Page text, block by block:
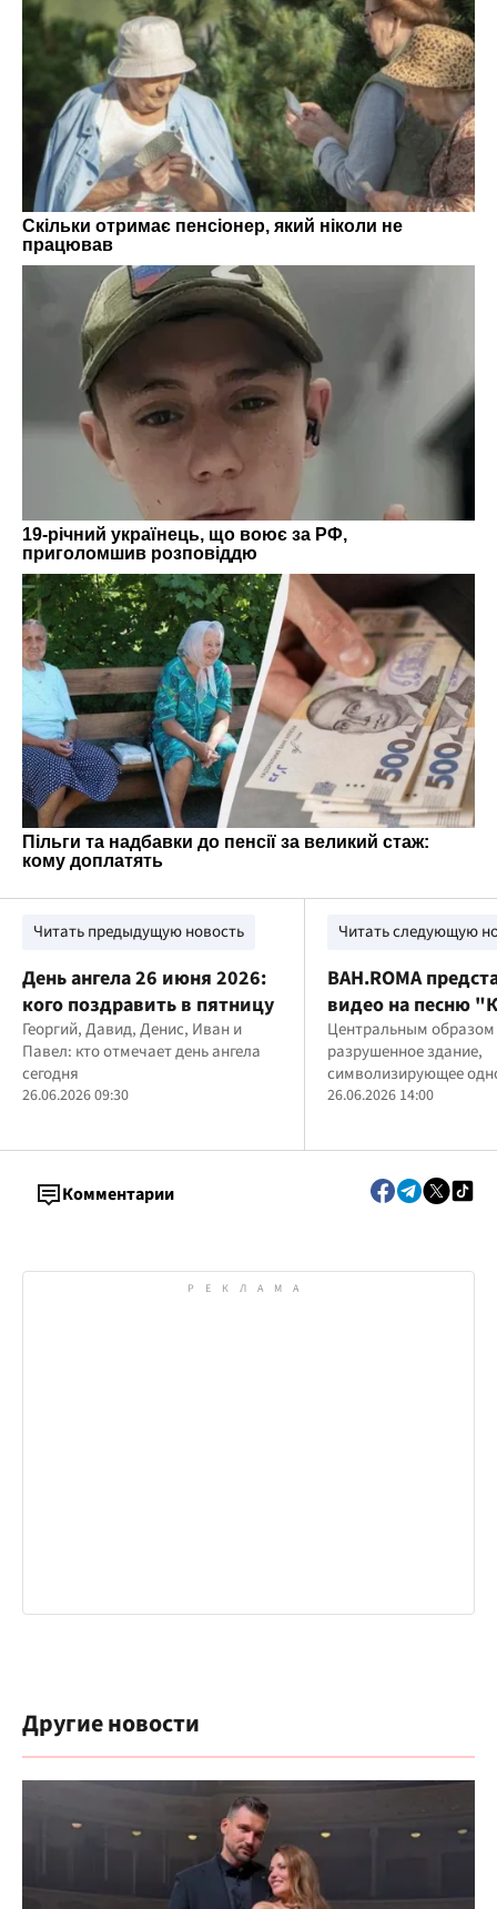
Читать предыдущую новость
День ангела 26 июня 2026:
кого поздравить в пятницу
Георгий, Давид, Денис, Иван и
Павел: кто отмечает день ангела
сегодня
26.06.2026 09:30
Читать следующую
BAH.ROMA
видео на песню
снятый среди
кадром
Центральным образом
разрушенное здание,
символизирующее
боль потерь и надежду
26.06.2026 14:00
Комментарии
Другие новости